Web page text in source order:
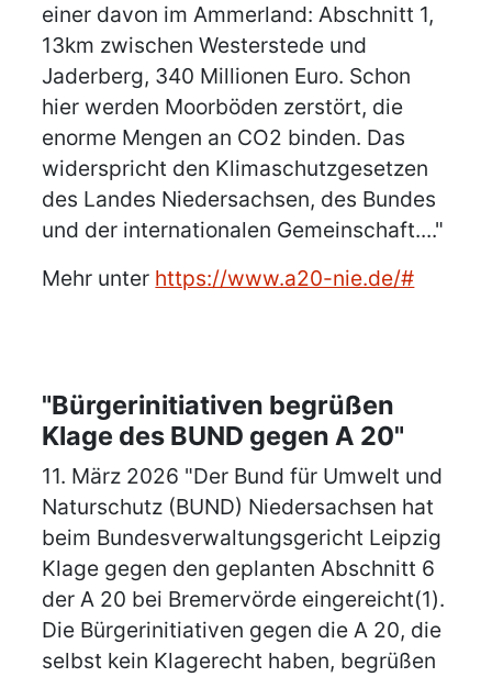
einer davon im Ammerland: Abschnitt 1,
13km zwischen Westerstede und
Jaderberg, 340 Millionen Euro. Schon
hier werden Moorböden zerstört, die
enorme Mengen an CO2 binden. Das
widerspricht den Klimaschutzgesetzen
des Landes Niedersachsen, des Bundes
und der internationalen Gemeinschaft...."
Mehr unter https://www.a20-nie.de/#
"Bürgerinitiativen begrüßen
Klage des BUND gegen A 20"
11. März 2026 "Der Bund für Umwelt und
Naturschutz (BUND) Niedersachsen hat
beim Bundesverwaltungsgericht Leipzig
Klage gegen den geplanten Abschnitt 6
der A 20 bei Bremervörde eingereicht(1).
Die Bürgerinitiativen gegen die A 20, die
selbst kein Klagerecht haben, begrüßen